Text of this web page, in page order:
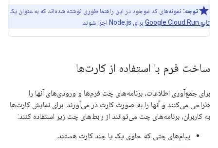
توجه: نمونه‌های کد موجود در این راهنما طوری نوشته شده‌اند که به عنوان یک
تابع Google Cloud Run
برای Node.js اجرا شوند.
ساخت فرم با استفاده از کارت‌ها
برای جمع‌آوری اطلاعات، برنامه‌های چت فرم‌ها و ورودی‌های آنها را
طراحی می‌کنند و آنها را به صورت کارت در می‌آورند. برای نمایش کارت‌ها
به کاربران، برنامه‌های چت می‌توانند از رابط‌های چت زیر استفاده کنند:
پیام‌های چتی که حاوی یک یا چند کارت هستند.